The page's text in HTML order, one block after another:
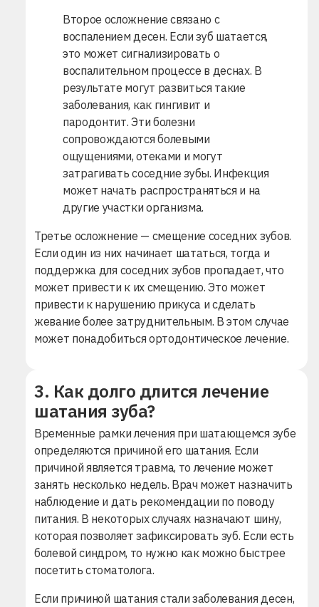
Второе осложнение связано с
воспалением десен. Если зуб шатается,
это может сигнализировать о
воспалительном процессе в деснах. В
результате могут развиться такие
заболевания, как гингивит и
пародонтит. Эти болезни
сопровождаются болевыми
ощущениями, отеками и могут
затрагивать соседние зубы. Инфекция
может начать распространяться и на
другие участки организма.
Третье осложнение — смещение соседних зубов.
Если один из них начинает шататься, тогда и
поддержка для соседних зубов пропадает, что
может привести к их смещению. Это может
привести к нарушению прикуса и сделать
жевание более затруднительным. В этом случае
может понадобиться ортодонтическое лечение.
3. Как долго длится лечение
шатания зуба?
Временные рамки лечения при шатающемся зубе
определяются причиной его шатания. Если
причиной является травма, то лечение может
занять несколько недель. Врач может назначить
наблюдение и дать рекомендации по поводу
питания. В некоторых случаях назначают шину,
которая позволяет зафиксировать зуб. Если есть
болевой синдром, то нужно как можно быстрее
посетить стоматолога.
Если причиной шатания стали заболевания десен,